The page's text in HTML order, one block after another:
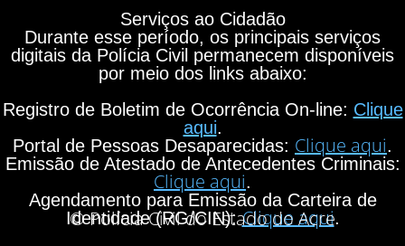
Serviços ao Cidadão
Durante esse período, os principais serviços
digitais da Polícia Civil permanecem disponíveis
por meio dos links abaixo:
Registro de Boletim de Ocorrência On-line: Clique
aqui.
Portal de Pessoas Desaparecidas: Clique aqui.
Emissão de Atestado de Antecedentes Criminais:
Clique aqui.
Agendamento para Emissão da Carteira de
Identidade (RG/CIN):Clique aqui.
© Polícia Civil do Estado do Acre